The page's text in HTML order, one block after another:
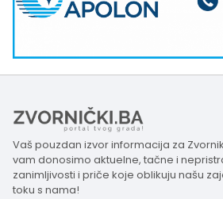
Vaš pouzdan izvor informacija za
vam donosimo aktuelne, tačne i
zanimljivosti i priče koje oblikuju našu
toku s nama!